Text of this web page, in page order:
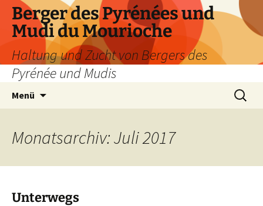
Zum
Inhalt
springen
Berger des Pyrénées und
Mudi du Mourioche
Haltung und Zucht von Bergers des
Pyrénée und Mudis
Menü
Suchen
nach:
Monatsarchiv: Juli 2017
Unterwegs